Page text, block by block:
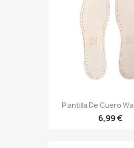
Plantilla De Cuero
6,99 €